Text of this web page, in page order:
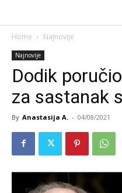
Home Najnovije
Najnovije
Dodik
za sastanak
By Anastasija A. - 04/08/2021